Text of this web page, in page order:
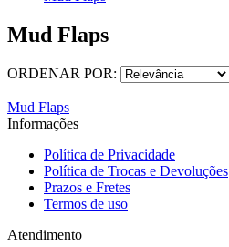
Mud Flaps
ORDENAR POR:
Mud Flaps
Informações
Política de Privacidade
Política de Trocas e Devoluções
Prazos e Fretes
Termos de uso
Atendimento